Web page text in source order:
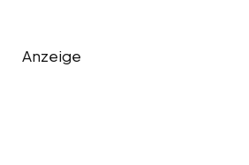
Anzeige